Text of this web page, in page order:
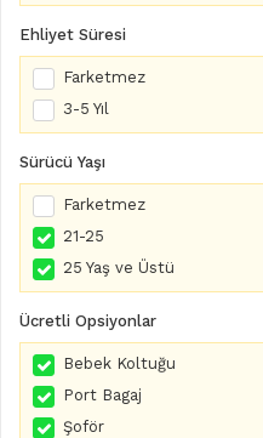
Ehliyet Süresi
Farketmez
3-5 Yıl
Sürücü Yaşı
Farketmez
21-25
25 Yaş ve Üstü
Ücretli Opsiyonlar
Bebek Koltuğu
Port Bagaj
Şoför